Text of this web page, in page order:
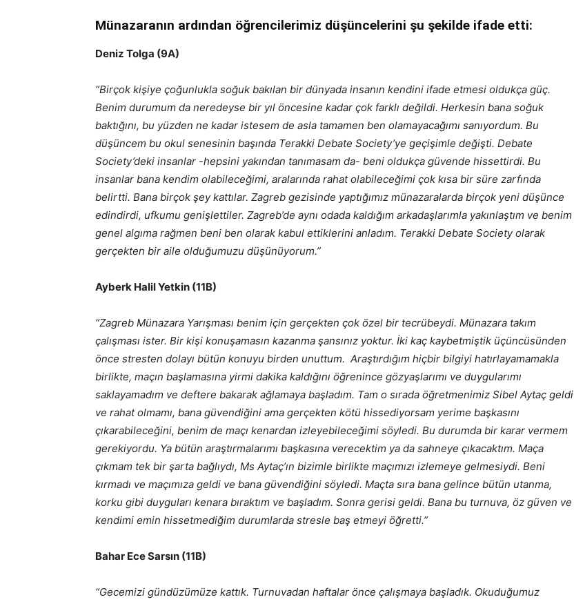
Münazaranın ardından öğrencilerimiz düşüncelerini şu şekilde ifade etti:
Deniz Tolga (9A)
“Birçok kişiye çoğunlukla soğuk bakılan bir dünyada insanın kendini ifade etmesi oldukça güç.
Benim durumum da neredeyse bir yıl öncesine kadar çok farklı değildi. Herkesin bana soğuk
baktığını, bu yüzden ne kadar istesem de asla tamamen ben olamayacağımı sanıyordum. Bu
düşüncem bu okul senesinin başında Terakki Debate Society’ye geçişimle değişti. Debate
Society’deki insanlar -hepsini yakından tanımasam da- beni oldukça güvende hissettirdi. Bu
insanlar bana kendim olabileceğimi, aralarında rahat olabileceğimi çok kısa bir süre zarfında
belirtti. Bana birçok şey kattılar. Zagreb gezisinde yaptığımız münazaralarda birçok yeni düşünce
edindirdi, ufkumu genişlettiler. Zagreb’de aynı odada kaldığım arkadaşlarımla yakınlaştım ve benim
genel algıma rağmen beni ben olarak kabul ettiklerini anladım. Terakki Debate Society olarak
gerçekten bir aile olduğumuzu düşünüyorum.”
Ayberk Halil Yetkin (11B)
“Zagreb Münazara Yarışması benim için gerçekten çok özel bir tecrübeydi. Münazara takım
çalışması ister. Bir kişi konuşamasın kazanma şansınız yoktur. İki kaç kaybetmiştik üçüncüsünden
önce stresten dolayı bütün konuyu birden unuttum. Araştırdığım hiçbir bilgiyi hatırlayamamakla
birlikte, maçın başlamasına yirmi dakika kaldığını öğrenince gözyaşlarımı ve duygularımı
saklayamadım ve deftere bakarak ağlamaya başladım. Tam o sırada öğretmenimiz Sibel Aytaç geldi
ve rahat olmamı, bana güvendiğini ama gerçekten kötü hissediyorsam yerime başkasını
çıkarabileceğini, benim de maçı kenardan izleyebileceğimi söyledi. Bu durumda bir karar vermem
gerekiyordu. Ya bütün araştırmalarımı başkasına verecektim ya da sahneye çıkacaktım. Maça
çıkmam tek bir şarta bağlıydı, Ms Aytaç’ın bizimle birlikte maçımızı izlemeye gelmesiydi. Beni
kırmadı ve maçımıza geldi ve bana güvendiğini söyledi. Maçta sıra bana gelince bütün utanma,
korku gibi duyguları kenara bıraktım ve başladım. Sonra gerisi geldi. Bana bu turnuva, öz güven ve
kendimi emin hissetmediğim durumlarda stresle baş etmeyi öğretti.”
Bahar Ece Sarsın (11B)
“Gecemizi gündüzümüze kattık. Turnuvadan haftalar önce çalışmaya başladık. Okuduğumuz